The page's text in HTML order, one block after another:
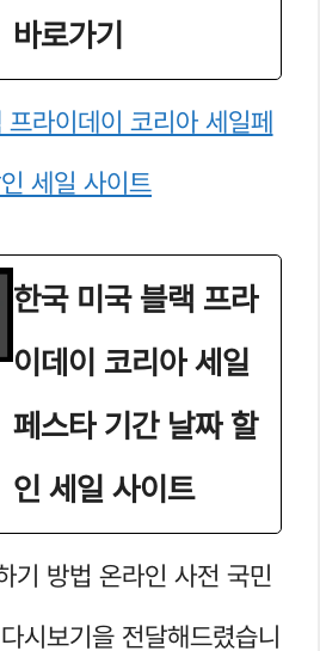
바로가기
라이데이 코리아 세일페
세일 사이트
한국 미국 블랙 프라
이데이 코리아 세일
페스타 기간 날짜 할
인 세일 사이트
기 방법 온라인 사전 국민
시보기을 전달해드렸습니